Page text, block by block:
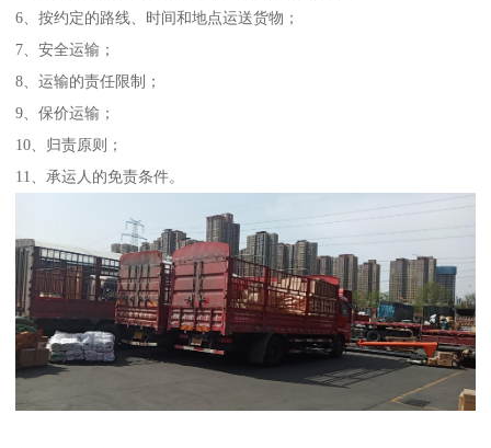
6、按约定的路线、时间和地点运送货物；
7、安全运输；
8、运输的责任限制；
9、保价运输；
10、归责原则；
11、承运人的免责条件。